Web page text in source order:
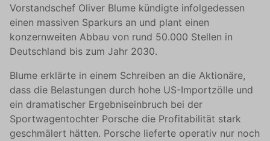
Vorstandschef Oliver Blume kündigte infolgedessen
einen massiven Sparkurs an und plant einen
konzernweiten Abbau von rund 50.000 Stellen in
Deutschland bis zum Jahr 2030.
Blume erklärte in einem Schreiben an die Aktionäre,
dass die Belastungen durch hohe US-Importzölle und
ein dramatischer Ergebniseinbruch bei der
Sportwagentochter Porsche die Profitabilität stark
geschmälert hätten. Porsche lieferte operativ nur noch